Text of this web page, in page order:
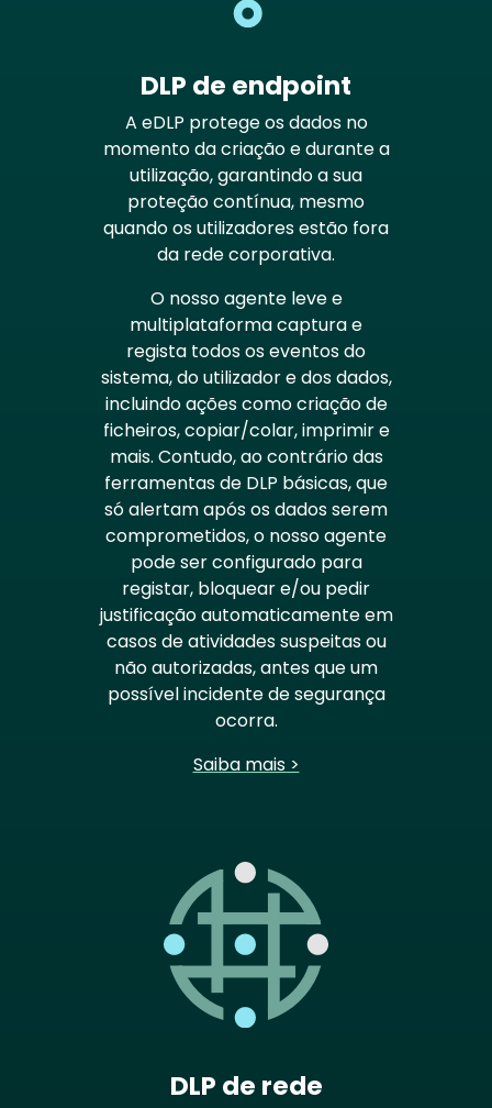
DLP de endpoint
A eDLP protege os dados no
momento da criação e durante a
utilização, garantindo a sua
proteção contínua, mesmo
quando os utilizadores estão fora
da rede corporativa.
O nosso agente leve e
multiplataforma captura e
regista todos os eventos do
sistema, do utilizador e dos dados,
incluindo ações como criação de
ficheiros, copiar/colar, imprimir e
mais. Contudo, ao contrário das
ferramentas de DLP básicas, que
só alertam após os dados serem
comprometidos, o nosso agente
pode ser configurado para
registar, bloquear e/ou pedir
justificação automaticamente em
casos de atividades suspeitas ou
não autorizadas, antes que um
possível incidente de segurança
ocorra.
Saiba mais >
DLP de rede